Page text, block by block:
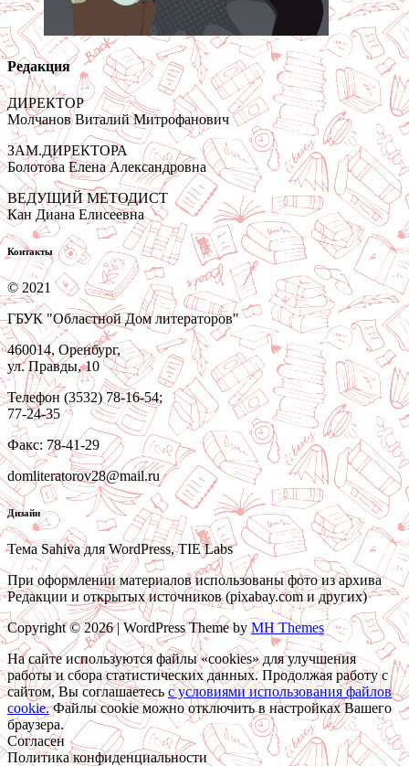
Редакция
ДИРЕКТОР
Молчанов Виталий Митрофанович
ЗАМ.ДИРЕКТОРА
Болотова Елена Александровна
ВЕДУЩИЙ МЕТОДИСТ
Кан Диана Елисеевна
Контакты
© 2021
ГБУК "Областной Дом литераторов"
460014, Оренбург,
ул. Правды, 10
Телефон (3532) 78-16-54;
77-24-35
Факс: 78-41-29
domliteratorov28@mail.ru
Дизайн
Тема Sahiva для WordPress, TIE Labs
При оформлении материалов использованы фото из архива
Редакции и открытых источников (pixabay.com и других)
Copyright © 2026 | WordPress Theme by MH Themes
На сайте используются файлы «cookies» для улучшения
работы и сбора статистических данных. Продолжая работу с
сайтом, Вы соглашаетесь c условиями использования файлов
cookie.Файлы cookie можно отключить в настройках Вашего
браузера.
Согласен
Политика конфиденциальности